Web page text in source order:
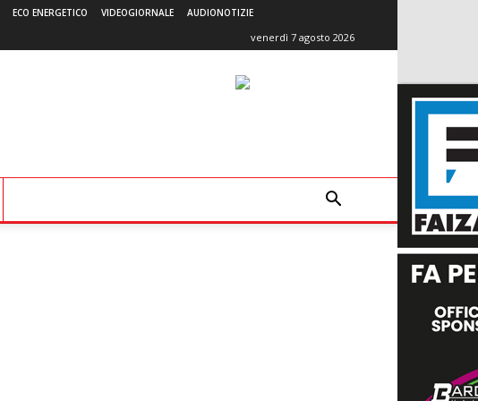
ECO ENERGETICO VIDEOGIORNALE AUDIONOTIZIE
venerdì 7 agosto 2026